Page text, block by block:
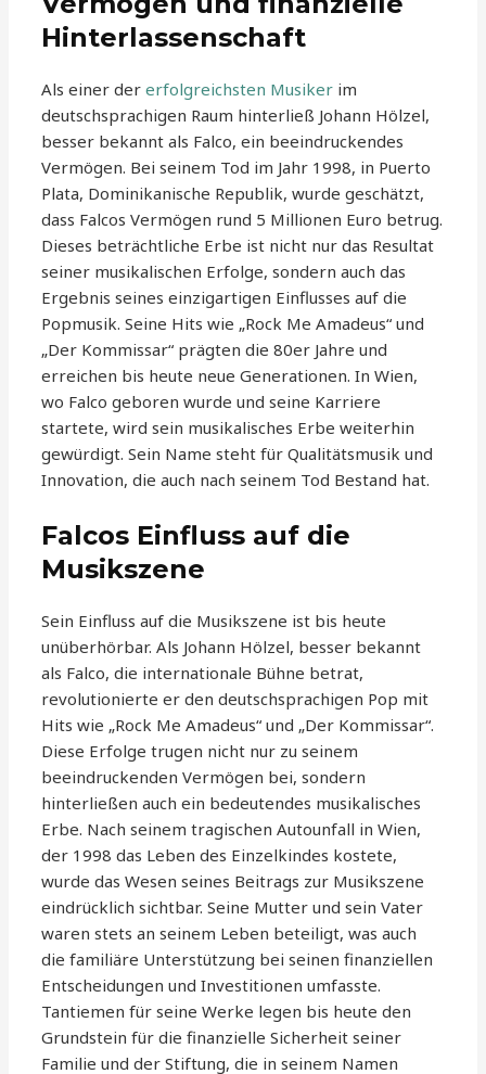
Hinterlassenschaft
Als einer dererfolgreichsten Musiker im
deutschsprachigen Raum hinterließ Johann Hölzel,
besser bekannt als Falco, ein beeindruckendes
Vermögen. Bei seinem Tod im Jahr 1998, in Puerto
Plata, Dominikanische Republik, wurde geschätzt,
dass Falcos Vermögen rund 5 Millionen Euro betrug.
Dieses beträchtliche Erbe ist nicht nur das Resultat
seiner musikalischen Erfolge, sondern auch das
Ergebnis seines einzigartigen Einflusses auf die
Popmusik. Seine Hits wie „Rock Me Amadeus“ und
„Der Kommissar“ prägten die 80er Jahre und
erreichen bis heute neue Generationen. In Wien,
wo Falco geboren wurde und seine Karriere
startete, wird sein musikalisches Erbe weiterhin
gewürdigt. Sein Name steht für Qualitätsmusik und
Innovation, die auch nach seinem Tod Bestand hat.
Falcos Einfluss auf die
Musikszene
Sein Einfluss auf die Musikszene ist bis heute
unüberhörbar. Als Johann Hölzel, besser bekannt
als Falco, die internationale Bühne betrat,
revolutionierte er den deutschsprachigen Pop mit
Hits wie „Rock Me Amadeus“ und „Der Kommissar“.
Diese Erfolge trugen nicht nur zu seinem
beeindruckenden Vermögen bei, sondern
hinterließen auch ein bedeutendes musikalisches
Erbe. Nach seinem tragischen Autounfall in Wien,
der 1998 das Leben des Einzelkindes kostete,
wurde das Wesen seines Beitrags zur Musikszene
eindrücklich sichtbar. Seine Mutter und sein Vater
waren stets an seinem Leben beteiligt, was auch
die familiäre Unterstützung bei seinen finanziellen
Entscheidungen und Investitionen umfasste.
Tantiemen für seine Werke legen bis heute den
Grundstein für die finanzielle Sicherheit seiner
Familie und der Stiftung, die in seinem Namen